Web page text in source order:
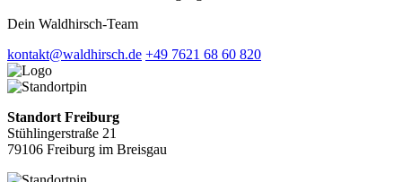
Dein Waldhirsch-Team
kontakt@waldhirsch.de +49 7621 68 60 820
Standort Freiburg
Stühlingerstraße 21
79106 Freiburg im Breisgau